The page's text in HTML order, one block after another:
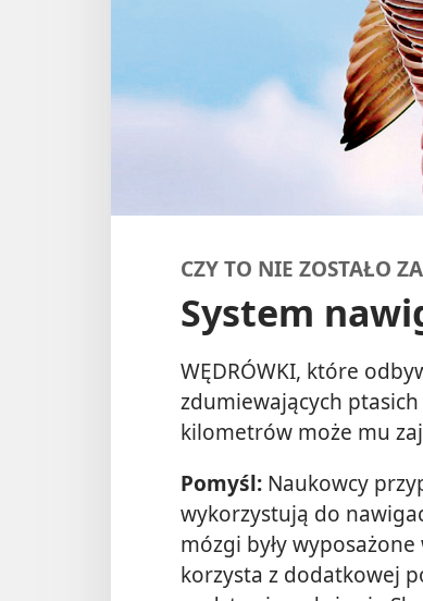
CZY TO NIE ZOSTAŁO
System
WĘDRÓWKI, które
zdumiewających
kilometrów może mu
Pomyśl: Naukowcy
wykorzystują do
mózgi były
korzysta z dodatkowej